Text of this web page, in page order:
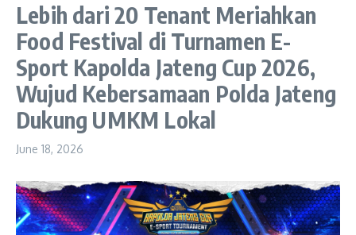
Lebih dari 20 Tenant Meriahkan
Food Festival di Turnamen E-
Sport Kapolda Jateng Cup 2026,
Wujud Kebersamaan Polda Jateng
Dukung UMKM Lokal
June 18, 2026